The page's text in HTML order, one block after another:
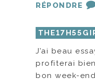
RÉPONDRE
J’ai beau
profiterai
bon week-